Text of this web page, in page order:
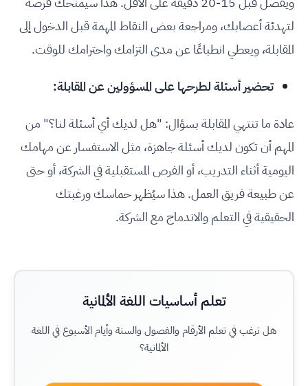
لتهدئة أعصابك، ومراجعة بعض النقاط المهمة قبل الدخول إلى
المقابلة، ويعطي انطباعًا عن مدى التزامك واحترامك للوقت.
تحضير أسئلة لطرحها على المسؤولين عن المقابلة:
عادة ما تنتهي المقابلة بسؤال: "هل لديك أي أسئلة لنا؟" من
المهم أن تكون لديك أسئلة جاهزة، مثل الاستفسار عن مهامك
اليومية أثناء التدريب، أو الفرص المستقبلية في الشركة، أو حتى
عن طبيعة فريق العمل. هذا سيُظهر حماسك ورغبتك
الحقيقية في التعلم والاندماج مع الشركة.
تعلم أساسيات اللغة الألمانية
هل ترغب في تعلم الأرقام والفصول والسنة وأيام الأسبوع في اللغة
الألمانية؟